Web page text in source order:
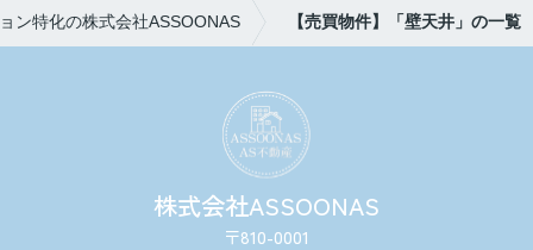
ン特化の株式会社ASSOONAS 【売買物件】「壁天井」の一覧
株式会社ASSOONAS
〒810-0001